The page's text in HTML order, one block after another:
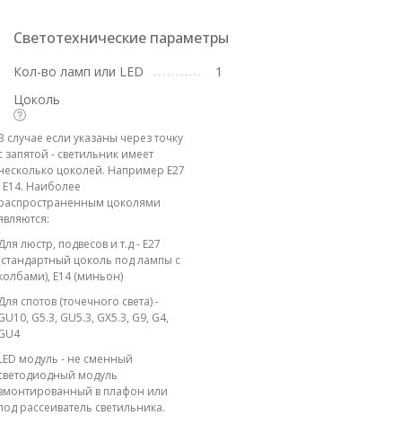
Светотехнические параметры
Кол-во ламп или LED
1
Цоколь
случае если указаны через точку
запятой - светильник имеет
цоколей. Например E27
E14. Наиболее
цоколями
люстр, подвесов и т.д - E27
цоколь под лампы с
E14 (миньон)
спотов (точечного света) -
G5.3, GU5.3, GX5.3, G9, G4,
модуль - не сменный
модуль
в плафон или
рассеиватель светильника.